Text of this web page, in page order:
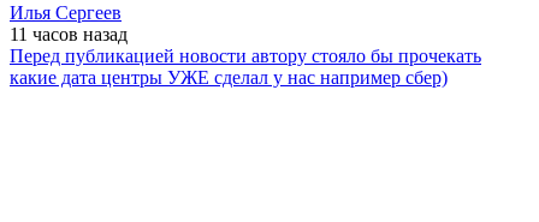
Илья Сергеев
11 часов назад
Перед публикацией новости автору стояло бы прочекать
какие дата центры УЖЕ сделал у нас например сбер)